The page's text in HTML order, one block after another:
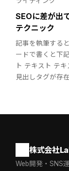
SEOに差が出
テクニック
記事を執筆する
ードで書くと下
ト テキスト テ
見出しタグが存
株式会社
Web開発・SNS